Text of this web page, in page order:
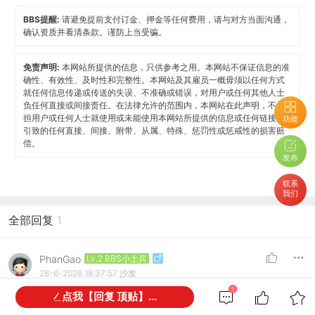
功能
发布
联系
我们
BBS提醒:请避免提前支付订金、押金等任何费用，请与对方当面沟通，
确认资质并看清条款。谨防上当受骗。
免责声明:本网站所提供的信息，只供参考之用。本网站不保证信息的准
确性、有效性、及时性和完整性。本网站及其雇员一概毋须以任何方式
就任何信息传递或传送的失误、不准确或错误，对用户或任何其他人士
负任何直接或间接责任。在法律允许的范围内，本网站在此声明，不承
担用户或任何人士就使用或未能使用本网站所提供的信息或任何链接所
引致的任何直接、间接、附带、从属、特殊、惩罚性或惩戒性的损害赔
偿。
全部回复 1
PhanGao Lv.2 BBS小士兵
28-6-2026 18:37:57 沙发
请信息咨询0487 665 794。 1
点我【回复 顶贴】...